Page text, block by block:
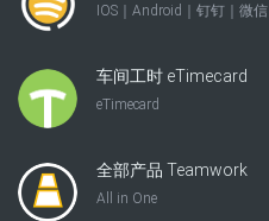
IOS｜Android｜钉钉｜微信
车间工时 eTimecard
eTimecard
全部产品 Teamwork
All in One